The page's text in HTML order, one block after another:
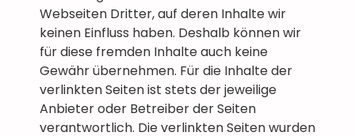
Webseiten Dritter, auf deren Inhalte wir
keinen Einfluss haben. Deshalb können wir
für diese fremden Inhalte auch keine
Gewähr übernehmen. Für die Inhalte der
verlinkten Seiten ist stets der jeweilige
Anbieter oder Betreiber der Seiten
verantwortlich. Die verlinkten Seiten wurden